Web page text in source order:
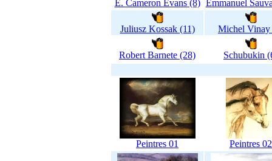
E. Cameron Evans (8) Emmanuel
Juliusz Kossak (11) Michel Vinay
Robert Barnete (28) Schubukin
Peintres 01 Peintres 02